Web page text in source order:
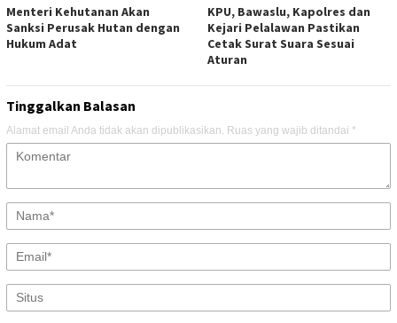
Menteri Kehutanan Akan
Sanksi Perusak Hutan dengan
Hukum Adat
KPU, Bawaslu, Kapolres dan
Kejari Pelalawan Pastikan
Cetak Surat Suara Sesuai
Aturan
Tinggalkan Balasan
Alamat email Anda tidak akan dipublikasikan. Ruas yang wajib ditandai *